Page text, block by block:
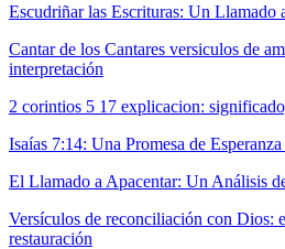
Escudriñar las Escrituras: Un Llamado
Cantar de los Cantares versiculos de
interpretación
2 corintios 5 17 explicacion:
Isaías 7:14: Una Promesa de
El Llamado a Apacentar: Un Análisis
Versículos de reconciliación con Dios:
restauración